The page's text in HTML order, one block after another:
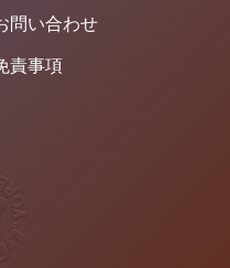
問い合わせ
責事項